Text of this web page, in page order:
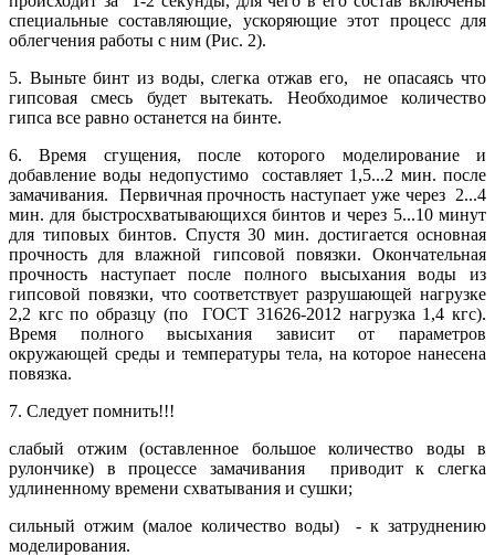
специальные составляющие, ускоряющие этот процесс для
облегчения работы с ним (Рис. 2).
5. Выньте бинт из воды, слегка отжав его, не опасаясь что
гипсовая смесь будет вытекать. Необходимое количество
гипса все равно останется на бинте.
6. Время сгущения, после которого моделирование и
добавление воды недопустимо составляет 1,5...2 мин. после
замачивания. Первичная прочность наступает уже через 2...4
мин. для быстросхватывающихся бинтов и через 5...10 минут
для типовых бинтов. Спустя 30 мин. достигается основная
прочность для влажной гипсовой повязки. Окончательная
прочность наступает после полного высыхания воды из
гипсовой повязки, что соответствует разрушающей нагрузке
2,2 кгс по образцу (по ГОСТ 31626-2012 нагрузка 1,4 кгс).
Время полного высыхания зависит от параметров
окружающей среды и температуры тела, на которое нанесена
повязка.
7. Следует помнить!!!
слабый отжим (оставленное большое количество воды в
рулончике) в процессе замачивания приводит к слегка
удлиненному времени схватывания и сушки;
сильный отжим (малое количество воды) - к затруднению
моделирования.